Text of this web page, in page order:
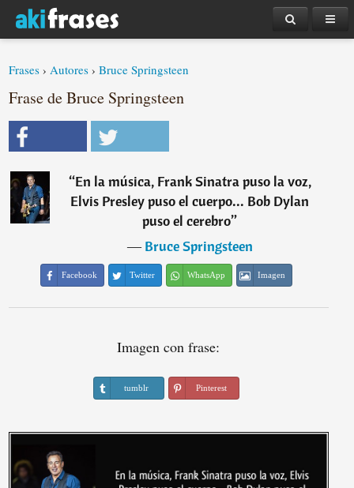
Frases ›Autores ›Bruce Springsteen
Frase de Bruce Springsteen
“En la música, Frank Sinatra puso la voz,
Elvis Presley puso el cuerpo... Bob Dylan
puso el cerebro”
―Bruce Springsteen
Facebook Twitter WhatsApp Imagen
Imagen con frase:
tumblr Pinterest